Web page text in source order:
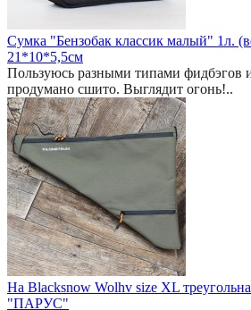
Сумка "Бензобак классик малый" 1л.
21*10*5,5см
Пользуюсь разными типами фидбэгов
продумано сшито. Выглядит огонь!..
На Blacksnow Wolhv size XL
"ПАРУС"